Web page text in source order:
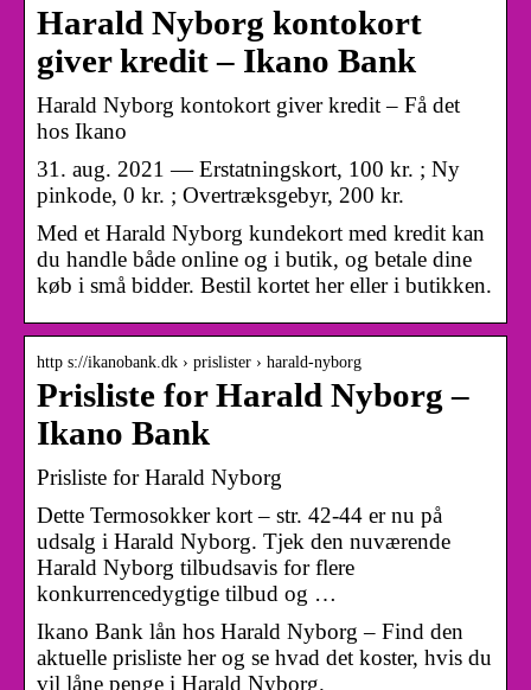
Harald Nyborg kontokort
giver kredit – Ikano Bank
Harald Nyborg kontokort giver kredit – Få det
hos Ikano
31. aug. 2021 — Erstatningskort, 100 kr. ; Ny
pinkode, 0 kr. ; Overtræksgebyr, 200 kr.
Med et Harald Nyborg kundekort med kredit kan
du handle både online og i butik, og betale dine
køb i små bidder. Bestil kortet her eller i butikken.
http s://ikanobank.dk › prislister › harald-nyborg
Prisliste for Harald Nyborg –
Ikano Bank
Prisliste for Harald Nyborg
Dette Termosokker kort – str. 42-44 er nu på
udsalg i Harald Nyborg. Tjek den nuværende
Harald Nyborg tilbudsavis for flere
konkurrencedygtige tilbud og …
Ikano Bank lån hos Harald Nyborg – Find den
aktuelle prisliste her og se hvad det koster, hvis du
vil låne penge i Harald Nyborg.